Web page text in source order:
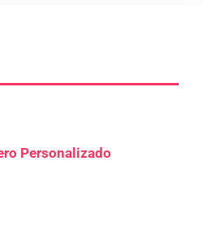
Personalizado